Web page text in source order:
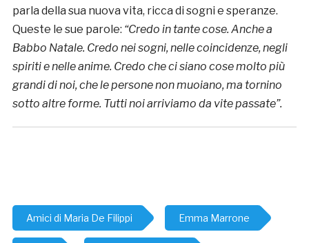
parla della sua nuova vita, ricca di sogni e speranze.
Queste le sue parole: “Credo in tante cose. Anche a
Babbo Natale. Credo nei sogni, nelle coincidenze, negli
spiriti e nelle anime. Credo che ci siano cose molto più
grandi di noi, che le persone non muoiano, ma tornino
sotto altre forme. Tutti noi arriviamo da vite passate”.
Amici di Maria De Filippi Emma Marrone